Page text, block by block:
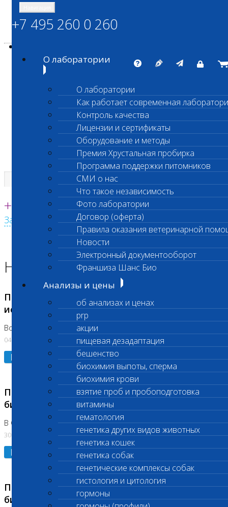
ШАНС БИО
Независимая ветеринарная лаборатория
Единая круглосуточная справочная
+7 495 260 0 260
Заказать звонок с сайта
+7 495 260 0 260
О лаборатории
О лаборатории
Как работает современная
Контроль качества
Лицензии и сертификаты
Оборудование и методы
Премия Хрустальная пробирка
Программа поддержки питомников
СМИ о нас
Что такое независимость
Фото лаборатории
Договор (оферта)
Правила оказания ветеринарной
Новости
Электронный документооборот
Франшиза Шанс Био
Анализы и цены
об анализах и ценах
prp
акции
пищевая дезадаптация
бешенство
биохимия выпоты, сперма
биохимия крови
взятие проб и пробоподготовка
витамины
гематология
генетика других видов животных
генетика кошек
генетика собак
генетические комплексы собак
гистология и цитология
гормоны
Главная страница
Новости лаборатории
Приостановка срочных биохимических
исследований
Во Владыкино
04.08.2026
Подробнее
Приостановлено выполнение срочных
биохимических исследований
В Сколково. Код (123,309,310)
30.07.2026
Подробнее
Приостановлено выполнение срочных
биохимических исследований